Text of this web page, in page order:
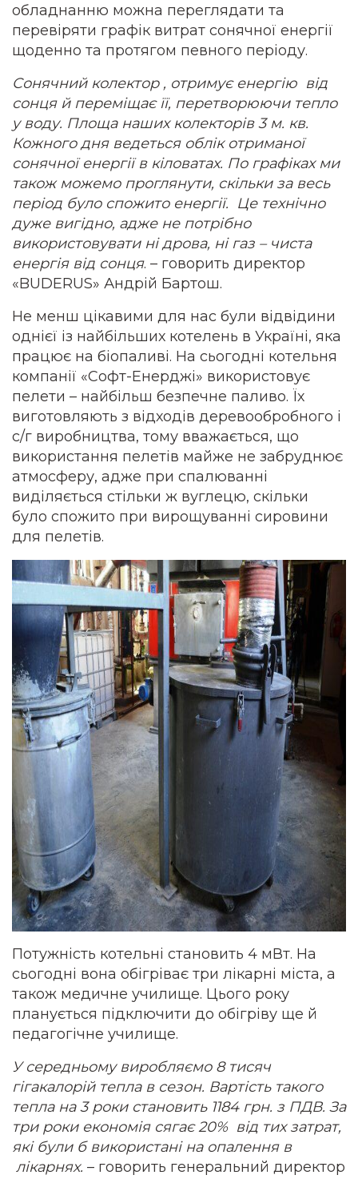
обладнанню можна переглядати та
перевіряти графік витрат сонячної енергії
щоденно та протягом певного періоду.
Сонячний колектор , отримує енергію від
сонця й переміщає її, перетворюючи тепло
у воду. Площа наших колекторів 3 м. кв.
Кожного дня ведеться облік отриманої
сонячної енергії в кіловатах. По графіках ми
також можемо проглянути, скільки за весь
період було спожито енергії. Це технічно
дуже вигідно, адже не потрібно
використовувати ні дрова, ні газ – чиста
енергія від сонця. – говорить директор
«BUDERUS» Андрій Бартош.
Не менш цікавими для нас були відвідини
однієї із найбільших котелень в Україні, яка
працює на біопаливі. На сьогодні котельня
компанії «Софт-Енерджі» використовує
пелети – найбільш безпечне паливо. Їх
виготовляють з відходів деревообробного і
с/г виробництва, тому вважається, що
використання пелетів майже не забруднює
атмосферу, адже при спалюванні
виділяється стільки ж вуглецю, скільки
було спожито при вирощуванні сировини
для пелетів.
Потужність котельні становить 4 мВт. На
сьогодні вона обігріває три лікарні міста, а
також медичне училище. Цього року
планується підключити до обігріву ще й
педагогічне училище.
У середньому виробляємо 8 тисяч
гігакалорій тепла в сезон. Вартість такого
тепла на 3 роки становить 1184 грн. з ПДВ. За
три роки економія сягає 20% від тих затрат,
які були б використані на опалення в
лікарнях. – говорить генеральний директор